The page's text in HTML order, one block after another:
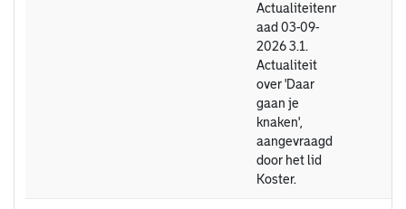
Actualiteitenr
aad 03-09-
2026 3.1.
Actualiteit
over 'Daar
gaan je
knaken',
aangevraagd
door het lid
Koster.